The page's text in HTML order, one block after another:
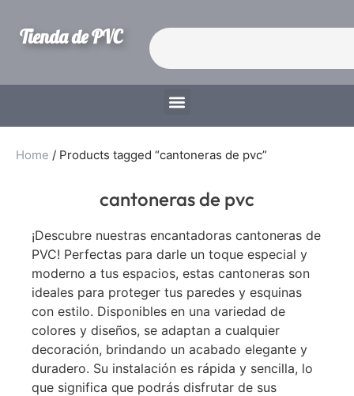
Tienda de PVC
Home / Products tagged “cantoneras de pvc”
cantoneras de pvc
¡Descubre nuestras encantadoras cantoneras de
PVC! Perfectas para darle un toque especial y
moderno a tus espacios, estas cantoneras son
ideales para proteger tus paredes y esquinas
con estilo. Disponibles en una variedad de
colores y diseños, se adaptan a cualquier
decoración, brindando un acabado elegante y
duradero. Su instalación es rápida y sencilla, lo
que significa que podrás disfrutar de sus